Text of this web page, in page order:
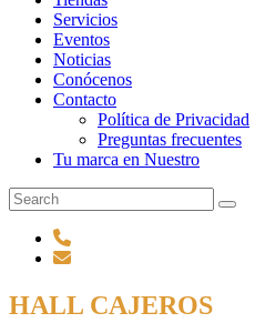
Servicios
Eventos
Noticias
Conócenos
Contacto
Política de Privacidad
Preguntas frecuentes
Tu marca en Nuestro
HALL CAJEROS